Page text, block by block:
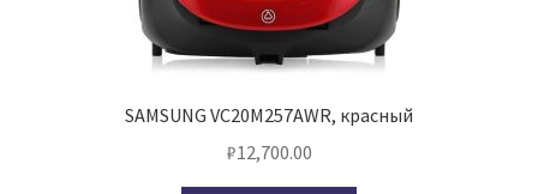
SAMSUNG VC20M257AWR, красный
₽12,700.00